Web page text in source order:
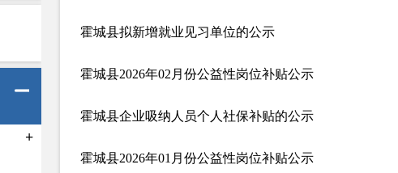
+
霍城县拟新增就业见习单位的公示
霍城县2026年02月份公益性岗位补贴公示
霍城县企业吸纳人员个人社保补贴的公示
霍城县2026年01月份公益性岗位补贴公示